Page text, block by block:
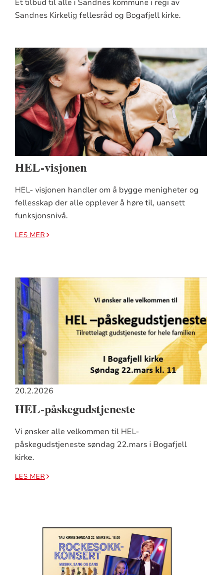
Et tilbud til alle i Sandnes kommune i regi av
Sandnes Kirkelig fellesråd og Bogafjell kirke.
HEL-visjonen
HEL- visjonen handler om å bygge menigheter og
fellesskap der alle opplever å høre til, uansett
funksjonsnivå.
LES MER
20.2.2026
HEL-påskegudstjeneste
Vi ønsker alle velkommen til HEL-
påskegudstjeneste søndag 22.mars i Bogafjell
kirke.
LES MER